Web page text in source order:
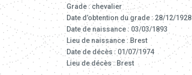
Grade : chevalier
Date d’obtention du grade : 28/12/1928
Date de naissance : 03/03/1893
Lieu de naissance : Brest
Date de décès : 01/07/1974
Lieu de décès : Brest